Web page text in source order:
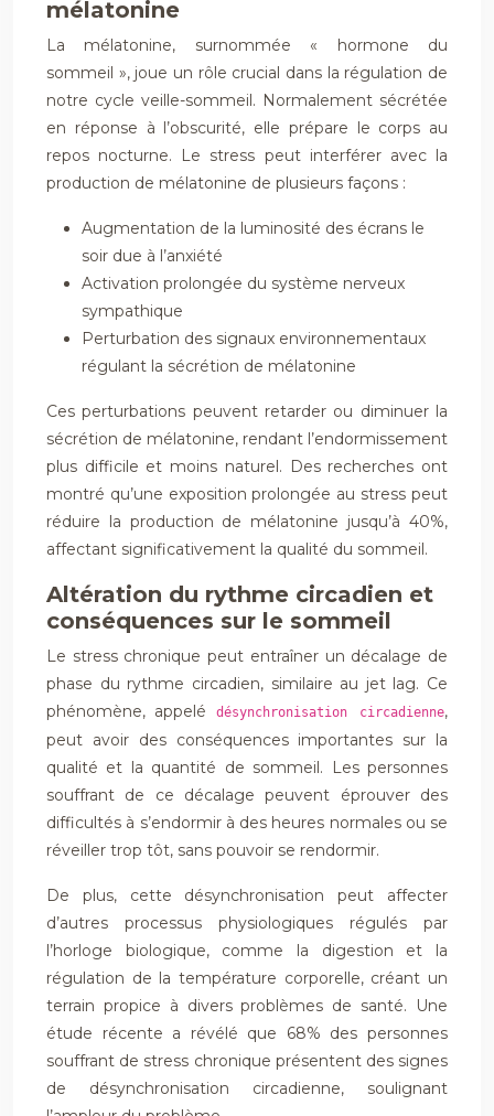
mélatonine
La mélatonine, surnommée « hormone du
sommeil », joue un rôle crucial dans la régulation de
notre cycle veille-sommeil. Normalement sécrétée
en réponse à l’obscurité, elle prépare le corps au
repos nocturne. Le stress peut interférer avec la
production de mélatonine de plusieurs façons :
Augmentation de la luminosité des écrans le
soir due à l’anxiété
Activation prolongée du système nerveux
sympathique
Perturbation des signaux environnementaux
régulant la sécrétion de mélatonine
Ces perturbations peuvent retarder ou diminuer la
sécrétion de mélatonine, rendant l’endormissement
plus difficile et moins naturel. Des recherches ont
montré qu’une exposition prolongée au stress peut
réduire la production de mélatonine jusqu’à 40%,
affectant significativement la qualité du sommeil.
Altération du rythme circadien et
conséquences sur le sommeil
Le stress chronique peut entraîner un décalage de
phase du rythme circadien, similaire au jet lag. Ce
phénomène, appelé
désynchronisation circadienne,
peut avoir des conséquences importantes sur la
qualité et la quantité de sommeil. Les personnes
souffrant de ce décalage peuvent éprouver des
difficultés à s’endormir à des heures normales ou se
réveiller trop tôt, sans pouvoir se rendormir.
De plus, cette désynchronisation peut affecter
d’autres processus physiologiques régulés par
l’horloge biologique, comme la digestion et la
régulation de la température corporelle, créant un
terrain propice à divers problèmes de santé. Une
étude récente a révélé que 68% des personnes
souffrant de stress chronique présentent des signes
de désynchronisation circadienne, soulignant